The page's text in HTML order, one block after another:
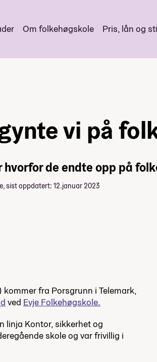
Om folkehøgskole Pris, lån og
vi på
de endte opp på
sist oppdatert: 12.januar 2023
fra Porsgrunn i Telemark,
ved Evje Folkehøgskole.
linja Kontor, sikkerhet og
skole og var frivillig i